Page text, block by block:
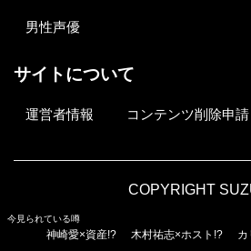
男性声優
サイトについて
運営者情報 コンテンツ削除申請
COPYRIGHT
今見られている噂
神崎愛×資産!? 木村祐志×ホスト!? カ